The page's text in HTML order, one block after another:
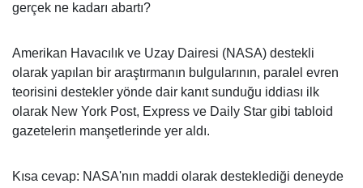
gerçek ne kadarı abartı?
Amerikan Havacılık ve Uzay Dairesi (NASA) destekli
olarak yapılan bir araştırmanın bulgularının, paralel evren
teorisini destekler yönde dair kanıt sunduğu iddiası ilk
olarak New York Post, Express ve Daily Star gibi tabloid
gazetelerin manşetlerinde yer aldı.
Kısa cevap: NASA'nın maddi olarak desteklediği deneyde